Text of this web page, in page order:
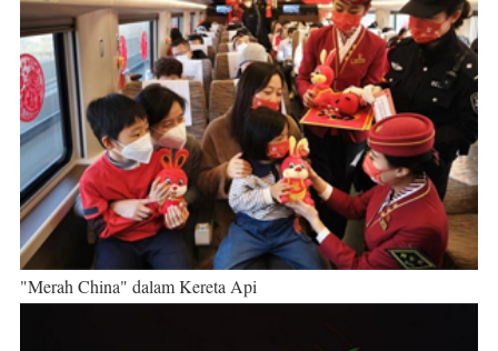
"Merah China" dalam Kereta Api